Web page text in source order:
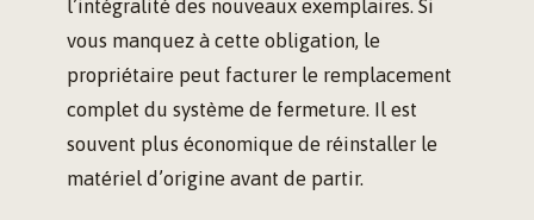
l’intégralité des nouveaux exemplaires. Si
vous manquez à cette obligation, le
propriétaire peut facturer le remplacement
complet du système de fermeture. Il est
souvent plus économique de réinstaller le
matériel d’origine avant de partir.